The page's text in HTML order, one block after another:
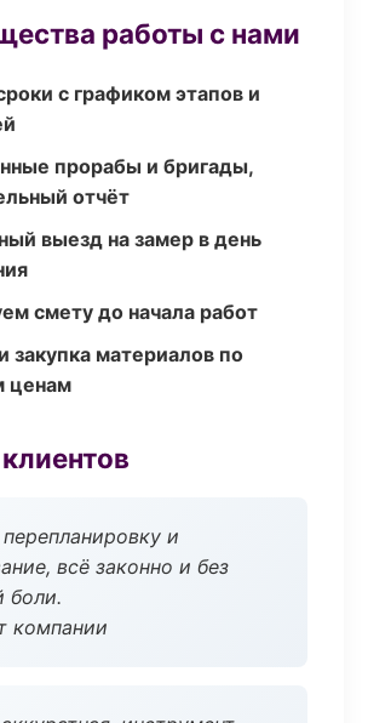
работы с нами
с графиком этапов и
прорабы и бригады,
отчёт
выезд на замер в день
смету до начала работ
закупка материалов по
ценам
и
всё законно и без
боли.
компании